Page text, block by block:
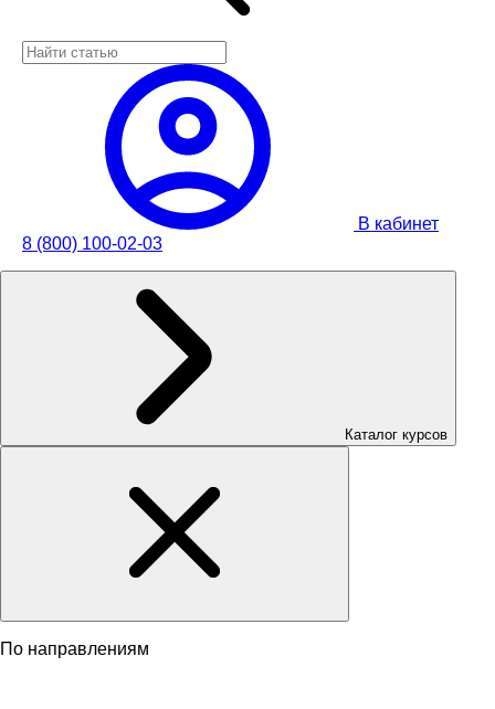
В кабинет
8 (800) 100-02-03
Каталог курсов
По направлениям